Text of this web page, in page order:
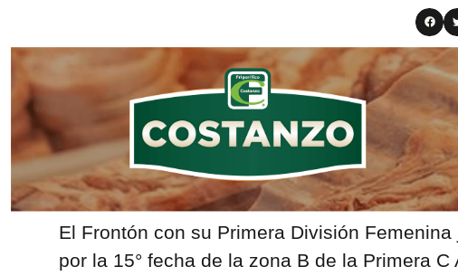
El Frontón con su Primera División
por la 15° fecha de la zona B de la Primera C